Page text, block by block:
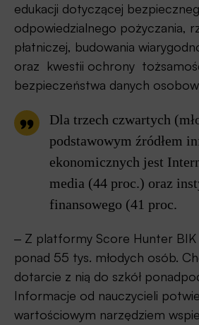
edukacji dotyczącej
odpowiedzialnego pożyczania,
płatniczej, budowania
oraz kwestii ochrony
bezpieczeństwa danych
Dla trzech czwartych
podstawowym źródłem
ekonomicznych jest
media (44 proc.) oraz
finansowego (41 proc.
‒ Z platformy Score Hunter BIK
ponad 55 tys. młodych osób.
dotarcie z nią do szkół
Informacje od nauczycieli
wartościowym narzędziem